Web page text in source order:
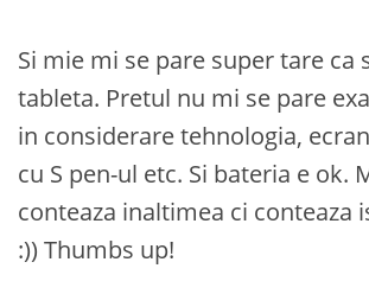
Si mie mi se pare super tare ca
tableta. Pretul nu mi se pare
in considerare tehnologia,
cu S pen-ul etc. Si bateria e ok.
conteaza inaltimea ci conteaza
:)) Thumbs up!